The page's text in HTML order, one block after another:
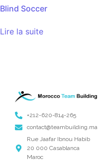
Blind Soccer
Lire la suite
+212-620-814-265
contact@teambuilding.ma
Rue Jaafar Ibnou Habib
20 000 Casablanca
Maroc